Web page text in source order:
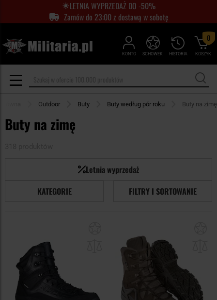
LETNIA WYPRZEDAŻ DO -50%
Zamów do 23:00 z dostawą w sobotę
KONTO HISTORIA
SCHOWEK KOSZYK
0
Outdoor Buty Buty według pór roku Buty na zimę
Buty na zimę
Letnia wyprzedaż
KATEGORIE
FILTRY I SORTOWANIE
schowka